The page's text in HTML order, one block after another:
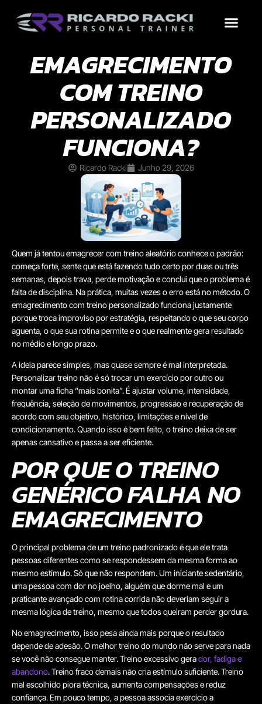
EMAGRECIMENTO
COM TREINO
PERSONALIZADO
FUNCIONA?
Ricardo Racki Junho 29, 2026
Quem já tentou emagrecer com treino aleatório conhece o padrão:
começa forte, sente que está fazendo tudo certo por duas ou três
semanas, depois trava, perde motivação e conclui que o problema é
falta de disciplina. Na prática, muitas vezes o erro está no método. O
emagrecimento com treino personalizado funciona justamente
porque troca improviso por estratégia, respeitando o que seu corpo
aguenta, o que sua rotina permite e o que realmente gera resultado
no médio e longo prazo.
A ideia parece simples, mas quase sempre é mal interpretada.
Personalizar treino não é só trocar um exercício por outro ou
montar uma ficha “mais bonita”. É ajustar volume, intensidade,
frequência, seleção de movimentos, progressão e recuperação de
acordo com seu objetivo, histórico, limitações e nível de
condicionamento. Quando isso é bem feito, o treino deixa de ser
apenas cansativo e passa a ser eficiente.
POR QUE O TREINO
GENÉRICO FALHA NO
EMAGRECIMENTO
O principal problema de um treino padronizado é que ele trata
pessoas diferentes como se respondessem da mesma forma ao
mesmo estímulo. Só que não respondem. Um iniciante sedentário,
uma pessoa com dor no joelho, alguém que dorme mal e um
praticante avançado com rotina corrida não deveriam seguir a
mesma lógica de treino, mesmo que todos queiram perder gordura.
No emagrecimento, isso pesa ainda mais porque o resultado
depende de adesão. O melhor treino do mundo não serve para nada
se você não consegue manter. Treino excessivo gerador, fadiga e
abandono. Treino fraco demais não cria estímulo suficiente. Treino
mal escolhido piora técnica, aumenta compensações e reduz
confiança. Em pouco tempo, a pessoa associa exercício a